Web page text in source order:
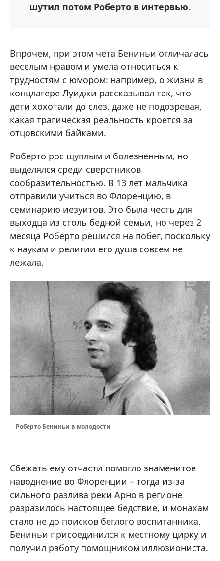
шутил потом Роберто в интервью.
Впрочем, при этом чета Бениньи отличалась
веселым нравом и умела относиться к
трудностям с юмором: например, о жизни в
концлагере Луиджи рассказывал так, что
дети хохотали до слез, даже не подозревая,
какая трагическая реальность кроется за
отцовскими байками.
Роберто рос щуплым и болезненным, но
выделялся среди сверстников
сообразительностью. В 13 лет мальчика
отправили учиться во Флоренцию, в
семинарию иезуитов. Это была честь для
выходца из столь бедной семьи, но через 2
месяца Роберто решился на побег, поскольку
к наукам и религии его душа совсем не
лежала.
Роберто Бениньи в молодости
Сбежать ему отчасти помогло знаменитое
наводнение во Флоренции – тогда из-за
сильного разлива реки Арно в регионе
разразилось настоящее бедствие, и монахам
стало не до поисков беглого воспитанника.
Бениньи присоединился к местному цирку и
получил работу помощником иллюзиониста.